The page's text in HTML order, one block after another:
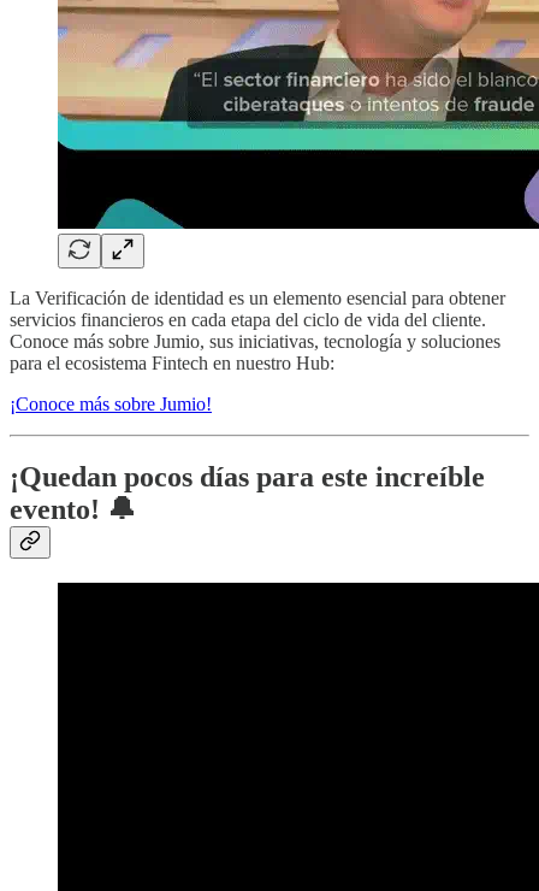
La Verificación de identidad es un elemento esencial para obtener
servicios financieros en cada etapa del ciclo de vida del cliente.
Conoce más sobre Jumio, sus iniciativas, tecnología y soluciones
para el ecosistema Fintech en nuestro Hub:
¡Conoce más sobre Jumio!
¡Quedan pocos días para este increíble
evento!​ 🔔​